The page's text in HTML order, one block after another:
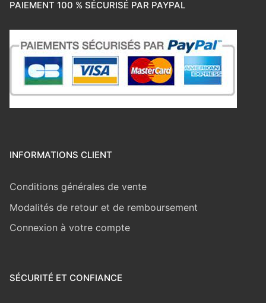
PAIEMENT 100 % SÉCURISÉ PAR PAYPAL
INFORMATIONS CLIENT
Conditions générales de vente
Modalités de retour et de remboursement
Connexion à votre compte
SÉCURITÉ ET CONFIANCE